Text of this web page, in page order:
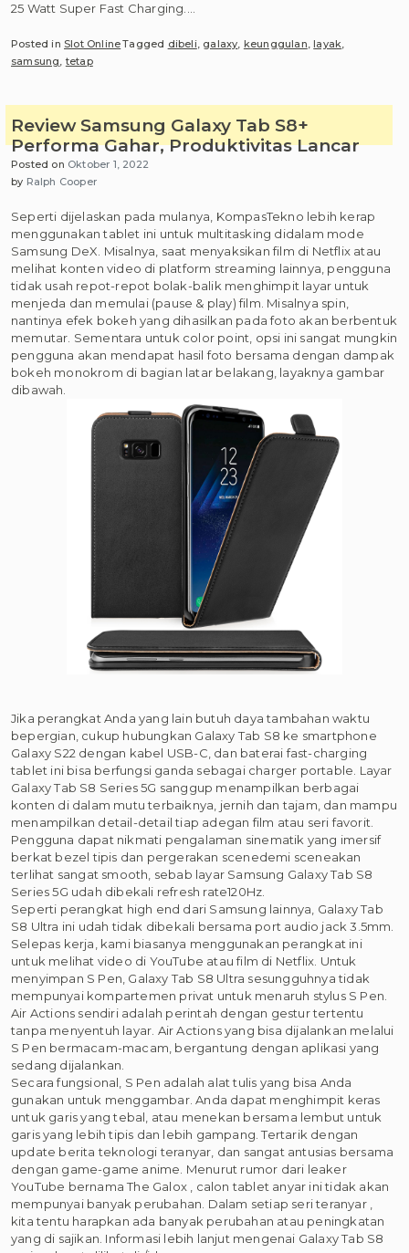
25 Watt Super Fast Charging.…
Posted in Slot OnlineTagged dibeli, galaxy keunggulan ,layak
samsung tetap
Review Samsung Galaxy Tab S8+
Performa Gahar, Produktivitas Lancar
Posted on Oktober 1, 2022
by Ralph Cooper
Seperti dijelaskan pada mulanya, KompasTekno lebih kerap
menggunakan tablet ini untuk multitasking didalam mode
Samsung DeX. Misalnya, saat menyaksikan film di Netflix atau
melihat konten video di platform streaming lainnya, pengguna
tidak usah repot-repot bolak-balik menghimpit layar untuk
menjeda dan memulai (pause & play) film. Misalnya spin,
nantinya efek bokeh yang dihasilkan pada foto akan berbentuk
memutar. Sementara untuk color point, opsi ini sangat mungkin
pengguna akan mendapat hasil foto bersama dengan dampak
bokeh monokrom di bagian latar belakang, layaknya gambar
dibawah.
Jika perangkat Anda yang lain butuh daya tambahan waktu
bepergian, cukup hubungkan Galaxy Tab S8 ke smartphone
Galaxy S22 dengan kabel USB-C, dan baterai fast-charging
tablet ini bisa berfungsi ganda sebagai charger portable. Layar
Galaxy Tab S8 Series 5G sanggup menampilkan berbagai
konten di dalam mutu terbaiknya, jernih dan tajam, dan mampu
menampilkan detail-detail tiap adegan film atau seri favorit.
Pengguna dapat nikmati pengalaman sinematik yang imersif
berkat bezel tipis dan pergerakan scenedemi sceneakan
terlihat sangat smooth, sebab layar Samsung Galaxy Tab S8
Series 5G udah dibekali refresh rate120Hz.
Seperti perangkat high end dari Samsung lainnya, Galaxy Tab
S8 Ultra ini udah tidak dibekali bersama port audio jack 3.5mm.
Selepas kerja, kami biasanya menggunakan perangkat ini
untuk melihat video di YouTube atau film di Netflix. Untuk
menyimpan S Pen, Galaxy Tab S8 Ultra sesungguhnya tidak
mempunyai kompartemen privat untuk menaruh stylus S Pen.
Air Actions sendiri adalah perintah dengan gestur tertentu
tanpa menyentuh layar. Air Actions yang bisa dijalankan melalui
S Pen bermacam-macam, bergantung dengan aplikasi yang
sedang dijalankan.
Secara fungsional, S Pen adalah alat tulis yang bisa Anda
gunakan untuk menggambar. Anda dapat menghimpit keras
untuk garis yang tebal, atau menekan bersama lembut untuk
garis yang lebih tipis dan lebih gampang. Tertarik dengan
update berita teknologi teranyar, dan sangat antusias bersama
dengan game-game anime. Menurut rumor dari leaker
YouTube bernama The Galox , calon tablet anyar ini tidak akan
mempunyai banyak perubahan. Dalam setiap seri teranyar ,
kita tentu harapkan ada banyak perubahan atau peningkatan
yang di sajikan. Informasi lebih lanjut mengenai Galaxy Tab S8